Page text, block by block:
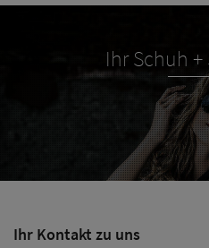
Ihr Schuh
Ihr Kontakt zu uns